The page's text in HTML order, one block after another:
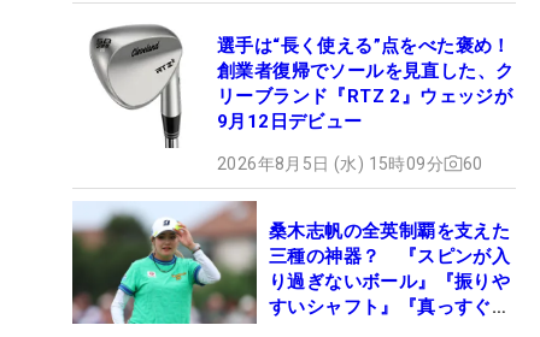
選手は“長く使える”点をべた褒め！
創業者復帰でソールを見直した、ク
リーブランド『RTZ 2』ウェッジが
9月12日デビュー
2026年8月5日 (水) 15時09分 60
桑木志帆の全英制覇を支えた
三種の神器？ 『スピンが入
り過ぎないボール』『振りや
すいシャフト』『真っすぐ飛